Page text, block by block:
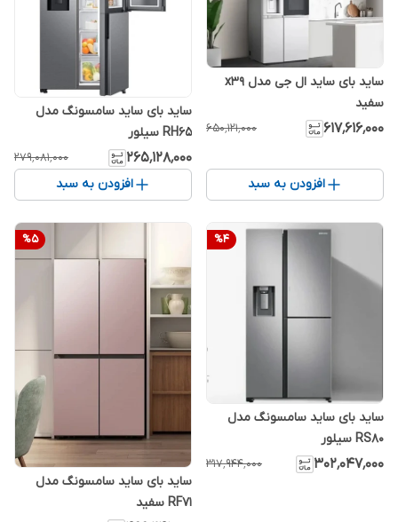
ساید بای ساید ال جی مدل x39
سفید
۶۱۷٬۶۱۶٬۰۰۰ ۶۵۰٬۱۲۱٬۰۰۰
افزودن به سبد
ساید بای ساید سامسونگ مدل
RH65 سیلور
۲۶۵٬۱۲۸٬۰۰۰ ۲۷۹٬۰۸۱٬۰۰۰
افزودن به سبد
%4
ساید بای ساید سامسونگ مدل
RS80 سیلور
۳۰۲٬۰۴۷٬۰۰۰ ۳۱۷٬۹۴۴٬۰۰۰
%5
ساید بای ساید سامسونگ مدل
RF71 سفید